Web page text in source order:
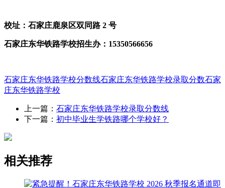
校址：石家庄鹿泉区双同路 2 号
石家庄东华铁路学校招生办：15350566656
石家庄东华铁路学校分数线石家庄东华铁路学校录取分数石家
庄东华铁路学校
上一篇： 石家庄东华铁路学校录取分数线
下一篇： 初中毕业生学铁路哪个学校好？
相关推荐